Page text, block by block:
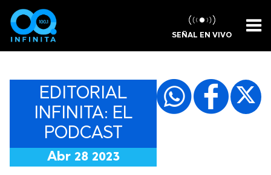
SEÑAL EN VIVO
EDITORIAL
INFINITA: EL
PODCAST
Abr 28 2023